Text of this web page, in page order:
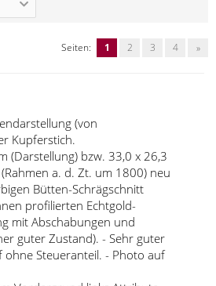
Seiten: 1 2 3 4 »
(von
Kupferstich.
(Darstellung) bzw. 33,0 x 26,3
a. d. Zt. um 1800) neu
Bütten-Schrägschnitt
profilierten Echtgold-
mit Abschabungen und
guter Zustand). - Sehr guter
ohne Steueranteil. - Photo auf